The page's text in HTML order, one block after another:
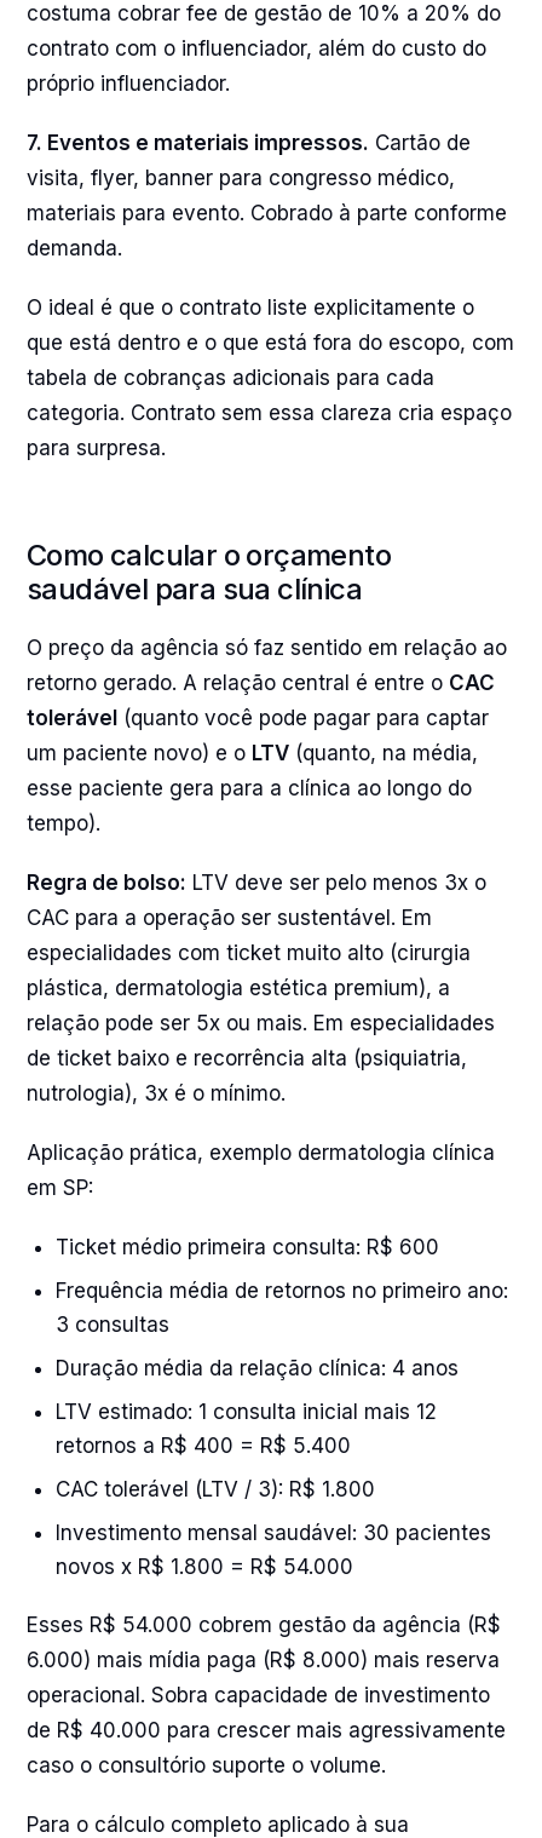
costuma cobrar fee de gestão de 10% a 20% do
contrato com o influenciador, além do custo do
próprio influenciador.
7. Eventos e materiais impressos. Cartão de
visita, flyer, banner para congresso médico,
materiais para evento. Cobrado à parte conforme
demanda.
O ideal é que o contrato liste explicitamente o
que está dentro e o que está fora do escopo, com
tabela de cobranças adicionais para cada
categoria. Contrato sem essa clareza cria espaço
para surpresa.
Como calcular o orçamento
saudável para sua clínica
O preço da agência só faz sentido em relação ao
retorno gerado. A relação central é entre o CAC
tolerável (quanto você pode pagar para captar
um paciente novo) e o LTV (quanto, na média,
esse paciente gera para a clínica ao longo do
tempo).
Regra de bolso: LTV deve ser pelo menos 3x o
CAC para a operação ser sustentável. Em
especialidades com ticket muito alto (cirurgia
plástica, dermatologia estética premium), a
relação pode ser 5x ou mais. Em especialidades
de ticket baixo e recorrência alta (psiquiatria,
nutrologia), 3x é o mínimo.
Aplicação prática, exemplo dermatologia clínica
em SP:
Ticket médio primeira consulta: R$ 600
Frequência média de retornos no primeiro ano:
3 consultas
Duração média da relação clínica: 4 anos
LTV estimado: 1 consulta inicial mais 12
retornos a R$ 400 = R$ 5.400
CAC tolerável (LTV / 3): R$ 1.800
Investimento mensal saudável: 30 pacientes
novos x R$ 1.800 = R$ 54.000
Esses R$ 54.000 cobrem gestão da agência (R$
6.000) mais mídia paga (R$ 8.000) mais reserva
operacional. Sobra capacidade de investimento
de R$ 40.000 para crescer mais agressivamente
caso o consultório suporte o volume.
Para o cálculo completo aplicado à sua